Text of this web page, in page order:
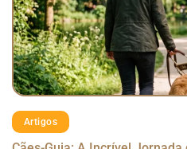
Artigos